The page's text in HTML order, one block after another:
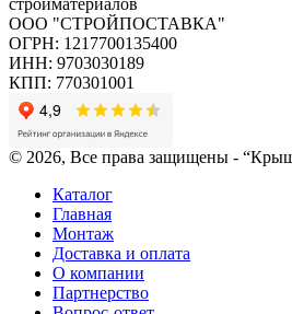
стройматериалов
ООО "СТРОЙПОСТАВКА"
ОГРН: 1217700135400
ИНН: 9703030189
КПП: 770301001
© 2026, Все права защищены -
Каталог
Главная
Монтаж
Доставка и оплата
О компании
Партнерство